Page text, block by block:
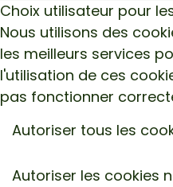
Choix utilisateur pour
Nous utilisons des
les meilleurs services
l'utilisation de ces
pas fonctionner
Autoriser tous les
Autoriser les cookies